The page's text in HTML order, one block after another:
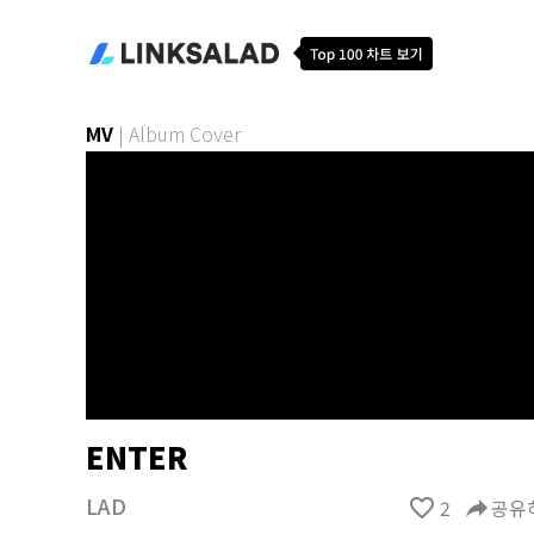
MV | Album Cover
ENTER
LAD favorite_border 2 reply공유